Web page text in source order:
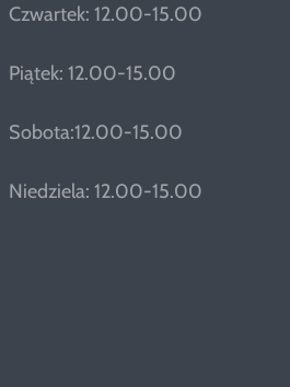
Czwartek: 12.00-15.00
Piątek: 12.00-15.00
Sobota:12.00-15.00
Niedziela: 12.00-15.00